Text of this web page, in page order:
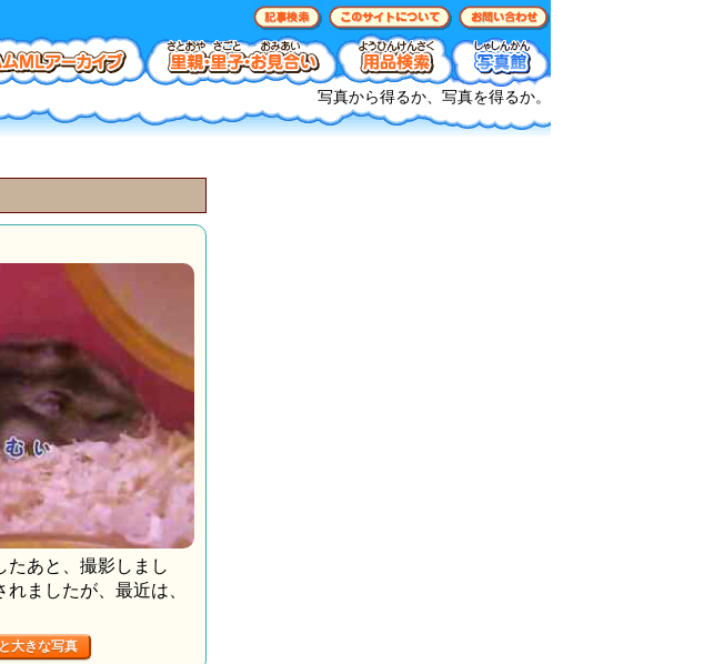
写真から得るか、写真を得るか。
たあと、撮影しまし
ましたが、最近は、
大きな写真